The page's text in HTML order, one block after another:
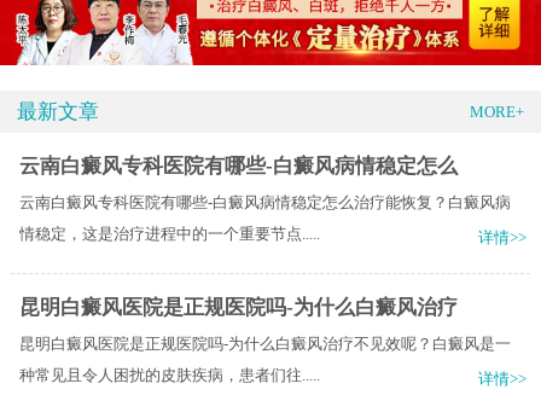
最新文章 MORE+
云南白癜风专科医院有哪些-白癜风病情稳定怎么
云南白癜风专科医院有哪些-白癜风病情稳定怎么治疗能恢复？白癜风病
情稳定，这是治疗进程中的一个重要节点.....
详情>>
昆明白癜风医院是正规医院吗-为什么白癜风治疗
昆明白癜风医院是正规医院吗-为什么白癜风治疗不见效呢？白癜风是一
种常见且令人困扰的皮肤疾病，患者们往.....
详情>>